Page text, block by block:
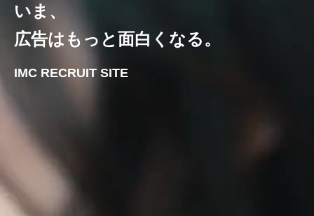
いま、
広告はもっと面白くなる。
IMC RECRUIT SITE